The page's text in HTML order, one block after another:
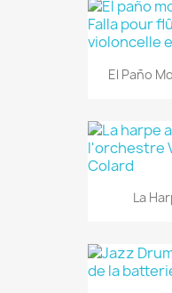
El Paño
La